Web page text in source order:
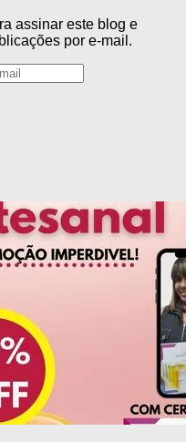
assinar este blog e
por e-mail.